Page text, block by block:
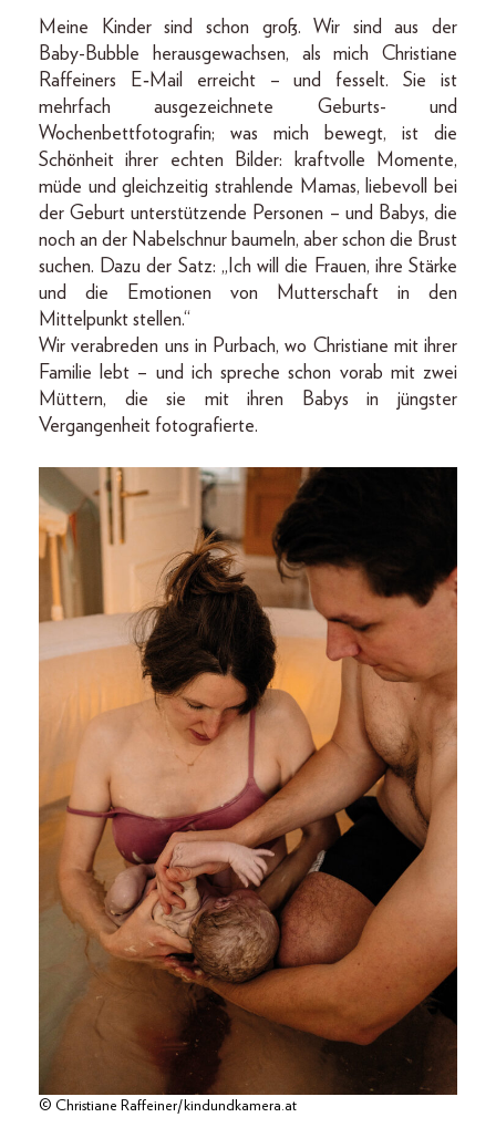
Meine Kinder sind schon groß. Wir sind aus der
Baby-­Bubble herausgewachsen, als mich Christiane
Raffeiners E‑Mail erreicht – und fesselt. Sie ist
mehrfach ausgezeichnete Geburts- und
Wochenbettfotografin; was mich bewegt, ist die
Schönheit ihrer echten Bilder: kraftvolle Momente,
müde und gleichzeitig strahlende Mamas, liebevoll bei
der Geburt unterstützende Personen – und Babys, die
noch an der Nabelschnur baumeln, aber schon die Brust
suchen. Dazu der Satz: „Ich will die Frauen, ihre Stärke
und die Emotionen von Mutterschaft in den
Mittelpunkt stellen.“
Wir verabreden uns in Purbach, wo Christiane mit ihrer
Familie lebt – und ich spreche schon vorab mit zwei
Müttern, die sie mit ihren Babys in jüngster
Vergangenheit fotografierte.
© Christiane Raffeiner/kindundkamera.at